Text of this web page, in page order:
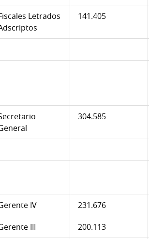
Letrados
141.405
304.585
IV 231.676
III 200.113